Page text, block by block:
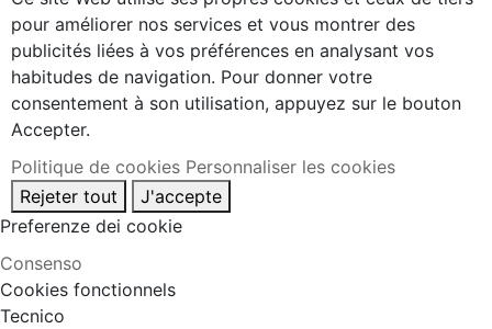
pour améliorer nos services et vous montrer des
publicités liées à vos préférences en analysant vos
habitudes de navigation. Pour donner votre
consentement à son utilisation, appuyez sur le bouton
Accepter.
Politique de cookies Personnaliser les cookies
Rejeter tout
J'accepte
Preferenze dei cookie
Consenso
Cookies fonctionnels
Tecnico